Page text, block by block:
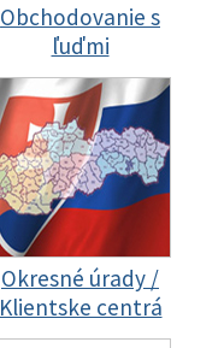
Obchodovanie s
ľuďmi
Okresné úrady /
Klientske centrá